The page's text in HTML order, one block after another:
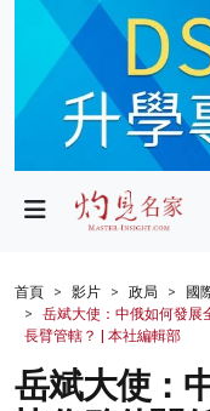
政局
財經
生活
健康
首頁 影片 政局
國
岳斌大使：中俄如何發展
長臂管轄？ | 本社編輯部
岳斌大使：